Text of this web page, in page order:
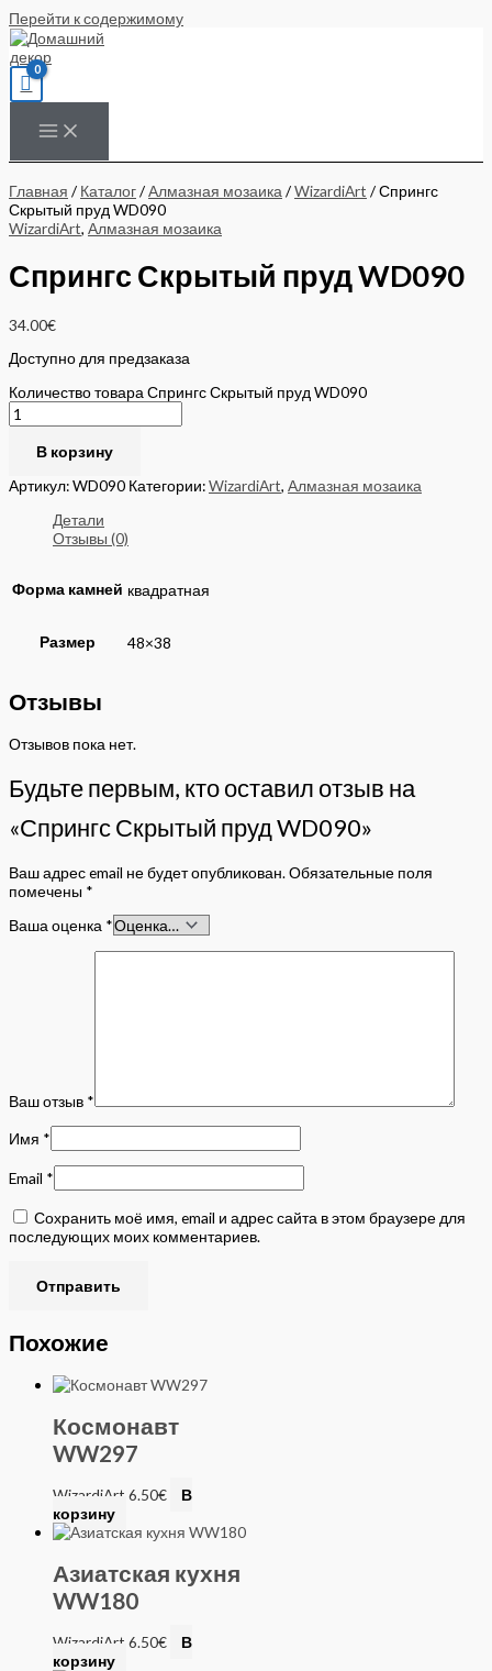
Перейти к содержимому
Главная / Каталог/Алмазная мозаика /WizardiArt / Спрингс
Скрытый пруд WD090
WizardiArt, Алмазная мозаика
Спрингс Скрытый пруд WD090
34.00€
Доступно для предзаказа
Количество товара Спрингс Скрытый пруд WD090
В корзину
Артикул:WD090 Категории:WizardiArt, Алмазная мозаика
Детали
Отзывы (0)
Форма камней квадратная
Размер 48×38
Отзывы
Отзывов пока нет.
Будьте первым, кто оставил отзыв на
«Спрингс Скрытый пруд WD090»
Ваш адрес email не будет опубликован.Обязательные поля
помечены *
Ваша оценка *
Ваш отзыв *
Имя *
Email *
Сохранить моё имя, email и адрес сайта в этом браузере для
последующих моих комментариев.
Похожие
Космонавт
WW297
WizardiArt 6.50€
В
корзину
Азиатская кухня
WW180
WizardiArt 6.50€
В
корзину